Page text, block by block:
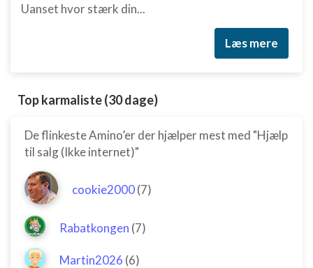
Uanset hvor stærk din...
Læs mere
Top karmaliste (30 dage)
De flinkeste Amino’er der hjælper mest med "Hjælp
til salg (Ikke internet)"
cookie2000(7)
Rabatkongen (7)
Martin2026 (6)